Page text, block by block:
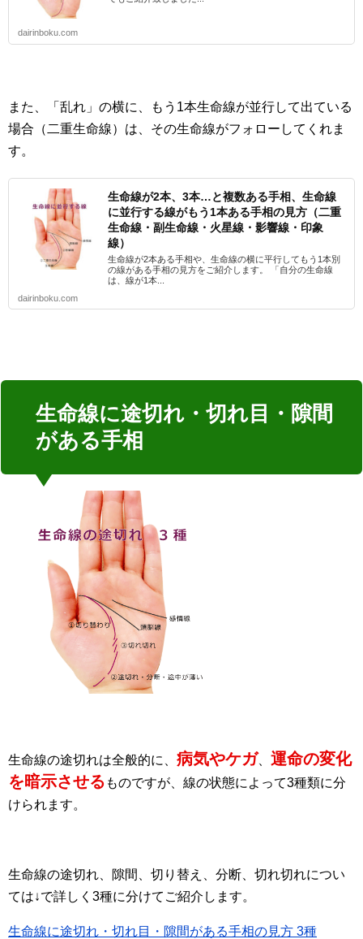
dairinboku.com
また、「乱れ」の横に、もう1本生命線が並行して出ている
場合（二重生命線）は、その生命線がフォローしてくれま
す。
生命線が2本、3本…と複数ある手相、生命線
に並行する線がもう1本ある手相の見方（二重
生命線・副生命線・火星線・影響線・印象
線）
生命線が2本ある手相や、生命線の横に平行してもう1本別
の線がある手相の見方をご紹介します。 「自分の生命線
は、線が1本...
dairinboku.com
生命線に途切れ・切れ目・隙間
がある手相
生命線の途切れは全般的に、 病気やケガ
運命の変化
を暗示させる ものですが、線の状態によって3種類に分
けられます。
生命線の途切れ、隙間、切り替え、分断、切れ切れについ
ては↓で詳しく3種に分けてご紹介します。
生命線に途切れ・切れ目・隙間がある手相の見方 3種